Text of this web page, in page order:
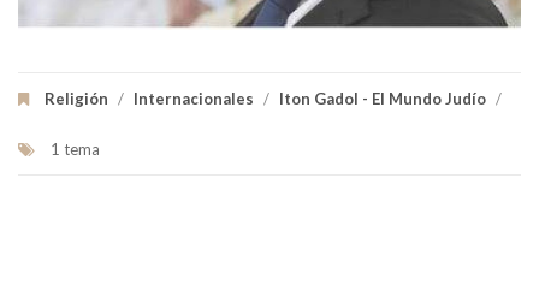
Religión / Internacionales / Iton Gadol - El Mundo Judío /
1 tema